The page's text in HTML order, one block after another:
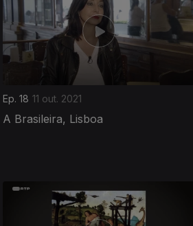
Ep. 18 11 out. 2021
A Brasileira, Lisboa